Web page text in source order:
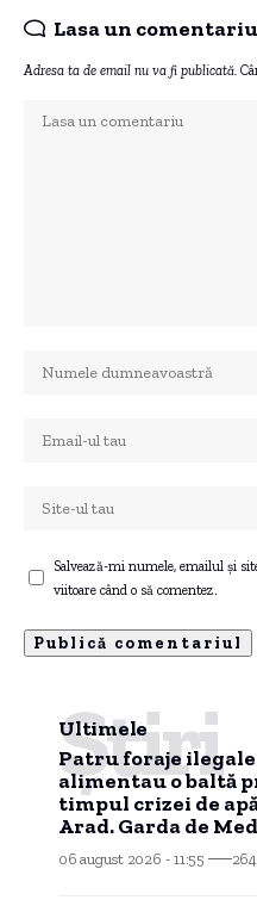
Lasa un comentariu
Adresa ta de email nu va fi publicată.
Salvează-mi numele, emailul și
viitoare când o să comentez.
Ultimele
Știri
Patru foraje ilegale
alimentau o baltă
timpul crizei de
Arad. Garda de
aplicat o amendă de
de lei.
06 august 2026 - 11:55 264